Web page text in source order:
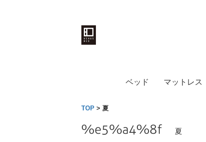
ベッド マットレス
TOP > 夏
%e5%a4%8f 夏